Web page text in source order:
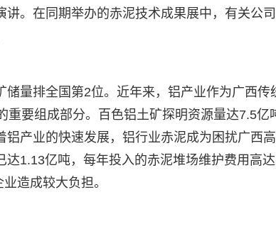
讲。在同期举办的赤泥技术成果展中，有关公
储量排全国第2位。近年来，铝产业作为广西传
重要组成部分。百色铝土矿探明资源量达7.5亿
产业的快速发展，铝行业赤泥成为困扰广西
达1.13亿吨，每年投入的赤泥堆场维护费用高
造成较大负担。